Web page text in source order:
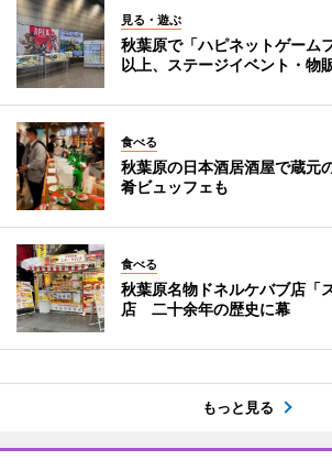
見る・遊ぶ
秋葉原で「ハピネットゲー
以上、ステージイベント・物
食べる
秋葉原の日本酒居酒屋で蔵
肴ビュッフェも
食べる
秋葉原名物ドネルケバブ店「
店 二十余年の歴史に幕
もっと見る